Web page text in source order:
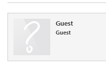
Guest
Guest